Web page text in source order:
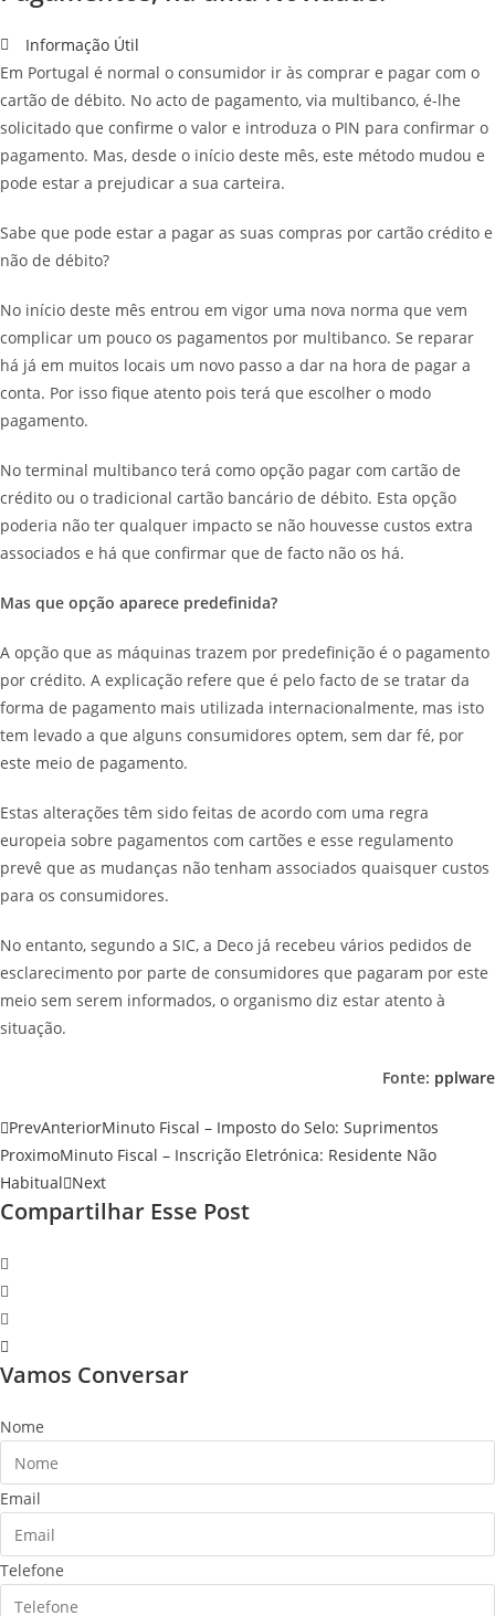
Informação Útil
Em Portugal é normal o consumidor ir às comprar e pagar com o
cartão de débito. No acto de pagamento, via multibanco, é-lhe
solicitado que confirme o valor e introduza o PIN para confirmar o
pagamento. Mas, desde o início deste mês, este método mudou e
pode estar a prejudicar a sua carteira.
Sabe que pode estar a pagar as suas compras por cartão crédito e
não de débito?
No início deste mês entrou em vigor uma nova norma que vem
complicar um pouco os pagamentos por multibanco. Se reparar
há já em muitos locais um novo passo a dar na hora de pagar a
conta. Por isso fique atento pois terá que escolher o modo
pagamento.
No terminal multibanco terá como opção pagar com cartão de
crédito ou o tradicional cartão bancário de débito. Esta opção
poderia não ter qualquer impacto se não houvesse custos extra
associados e há que confirmar que de facto não os há.
Mas que opção aparece predefinida?
A opção que as máquinas trazem por predefinição é o pagamento
por crédito. A explicação refere que é pelo facto de se tratar da
forma de pagamento mais utilizada internacionalmente, mas isto
tem levado a que alguns consumidores optem, sem dar fé, por
este meio de pagamento.
Estas alterações têm sido feitas de acordo com uma regra
europeia sobre pagamentos com cartões e esse regulamento
prevê que as mudanças não tenham associados quaisquer custos
para os consumidores.
No entanto, segundo a SIC, a Deco já recebeu vários pedidos de
esclarecimento por parte de consumidores que pagaram por este
meio sem serem informados, o organismo diz estar atento à
situação.
Fonte: pplware
PrevAnteriorMinuto Fiscal – Imposto do Selo: Suprimentos
ProximoMinuto Fiscal – Inscrição Eletrónica: Residente Não
Habitual Next
Compartilhar Esse Post
Vamos Conversar
Nome
Email
Telefone